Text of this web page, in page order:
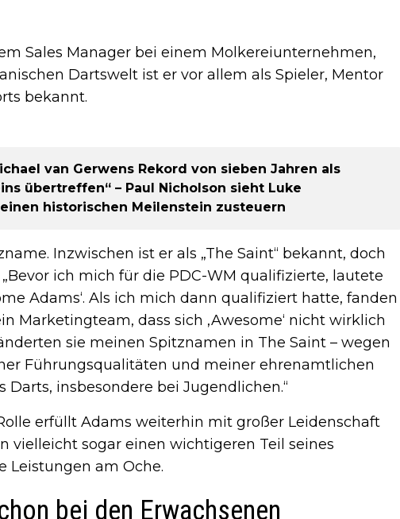
Sales Manager bei einem Molkereiunternehmen,
Dartswelt ist er vor allem als Spieler, Mentor
bekannt.
van Gerwens Rekord von sieben Jahren als
übertreffen“ – Paul Nicholson sieht Luke
historischen Meilenstein zusteuern
Inzwischen ist er als „The Saint“ bekannt, doch
ich mich für die PDC-WM qualifizierte, lautete
Adams‘. Als ich mich dann qualifiziert hatte, fanden
Marketingteam, dass sich ‚Awesome‘ nicht wirklich
sie meinen Spitznamen in The Saint – wegen
Führungsqualitäten und meiner ehrenamtlichen
Darts, insbesondere bei Jugendlichen.“
erfüllt Adams weiterhin mit großer Leidenschaft
vielleicht sogar einen wichtigeren Teil seines
Leistungen am Oche.
bei den Erwachsenen